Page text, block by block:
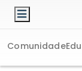
Comunidade